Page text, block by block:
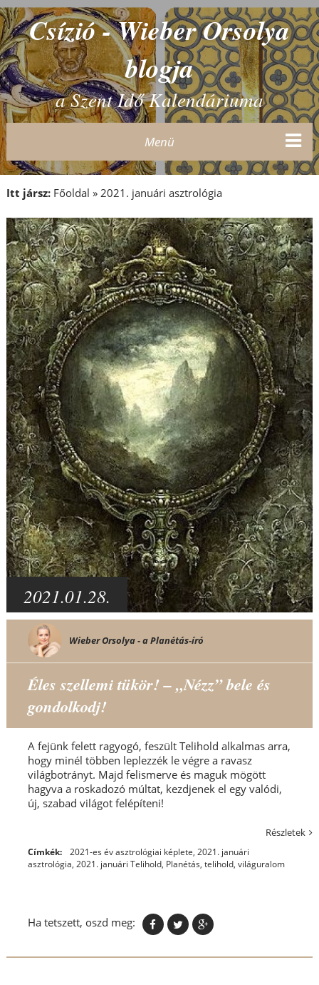
Csízió - Wieber Orsolya
blogja
a Szent Idő Kalendáriuma
Menü
Itt jársz: Főoldal » 2021. januári asztrológia
2021.01.28.
Wieber Orsolya - a Planétás-író
Éles szellemi tükör! – „Nézz” bele és
gondolkodj!
A fejünk felett ragyogó, feszült Telihold alkalmas arra,
hogy minél többen leplezzék le végre a ravasz
világbotrányt. Majd felismerve és maguk mögött
hagyva a roskadozó múltat, kezdjenek el egy valódi,
új, szabad világot felépíteni!
Részletek
Címkék: 2021-es év asztrológiai képlete, 2021. januári
asztrológia, 2021. januári Telihold, Planétás, telihold, világuralom
Ha tetszett, oszd meg: